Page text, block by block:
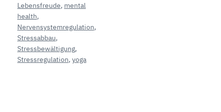
Lebensfreude, mental
health,
Nervensystemregulation,
Stressabbau,
Stressbewältigung,
Stressregulation, yoga